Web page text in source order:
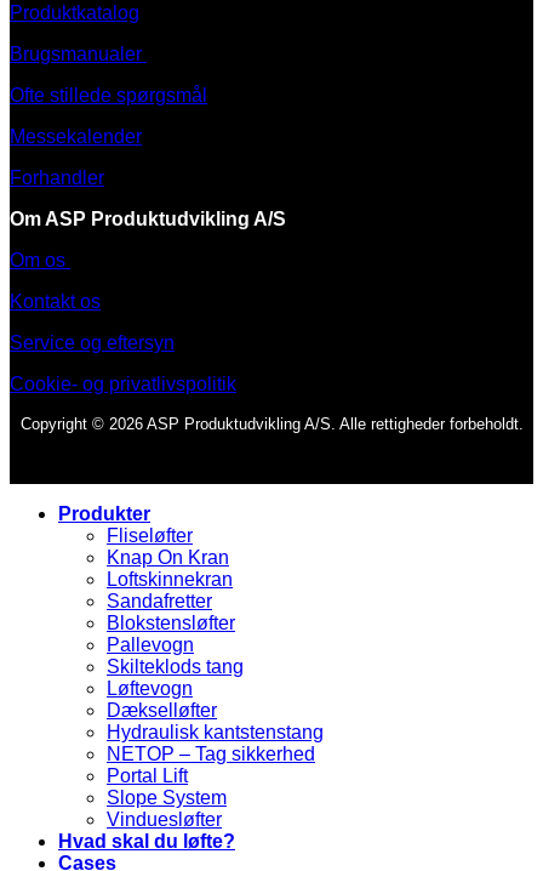
Produktkatalog
Brugsmanualer
Ofte stillede spørgsmål
Messekalender
Forhandler
Om ASP Produktudvikling A/S
Om os
Kontakt os
Service og eftersyn
Cookie- og privatlivspolitik
Copyright © 2026 ASP Produktudvikling A/S. Alle rettigheder forbeholdt.
Produkter
Fliseløfter
Knap On Kran
Loftskinnekran
Sandafretter
Blokstensløfter
Pallevogn
Skilteklods tang
Løftevogn
Dækselløfter
Hydraulisk kantstenstang
NETOP – Tag sikkerhed
Portal Lift
Slope System
Vinduesløfter
Hvad skal du løfte?
Cases